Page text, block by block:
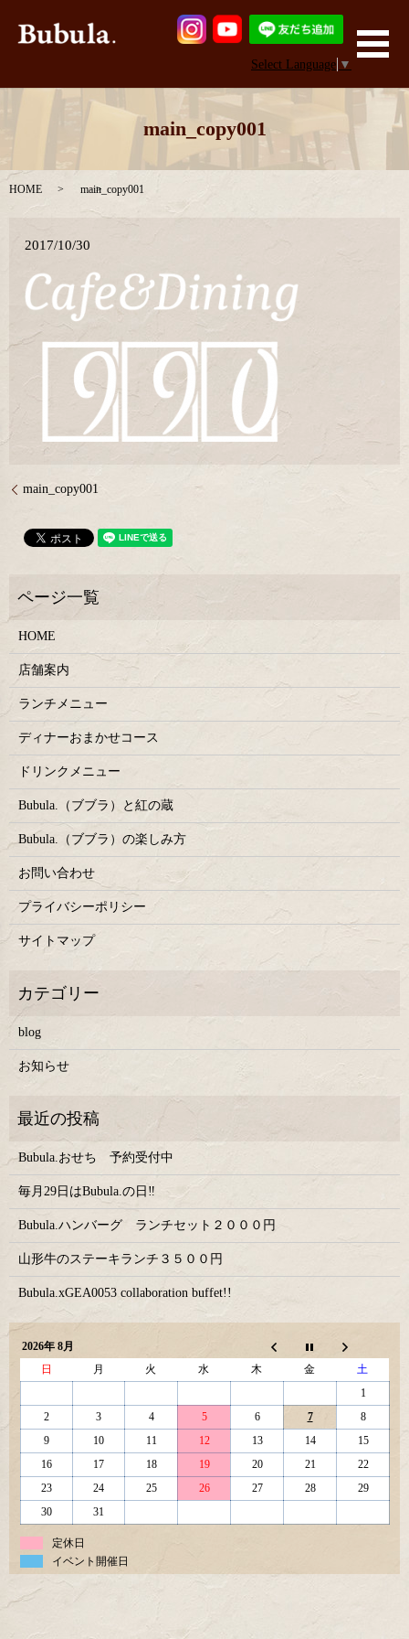
Select Language ▼
メ
main_copy001
HOME main_copy001
2017/10/30
main_copy001
HOME
店舗案内
ランチメニュー
ディナーおまかせコース
ドリンクメニュー
Bubula.（ブブラ）と紅の蔵
Bubula.（ブブラ）の楽しみ方
お問い合わせ
プライバシーポリシー
サイトマップ
blog
お知らせ
Bubula.おせち 予約受付中
毎月29日はBubula.の日‼
Bubula.ハンバーグ ランチセット２０００円
山形牛のステーキランチ３５００円
Bubula.xGEA0053 collaboration buffet!!
2026年 8月
日
月 火 水 木 金
土
1
2
3 4 5 6 7
8
9
10 11 12 13 14
15
16
17 18 19 20 21
22
23
24 25 26 27 28
29
30
31
定休日
イベント開催日